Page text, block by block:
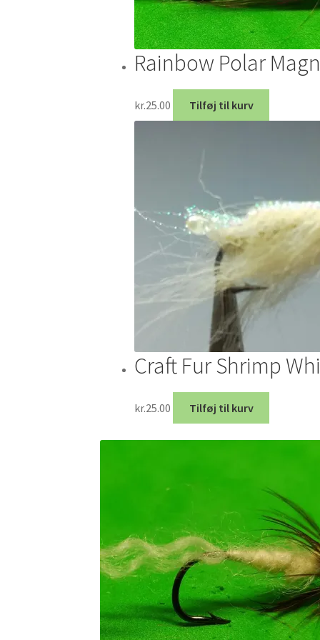
Rainbow Polar
kr.25.00 Tilføj til kurv
Craft Fur Shrimp
kr.25.00 Tilføj til kurv